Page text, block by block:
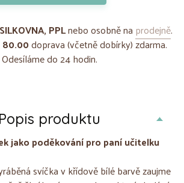
PPLnebo osobně na prodejně.
doprava (včetně dobírky) zdarma.
Odesíláme do 24 hodin.
Popis produktu
jako poděkování pro paní učitelku
svíčka v křídově bílé barvě zaujme